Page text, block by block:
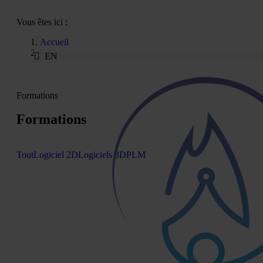
EN
Vous êtes ici :
Accueil
Formation
Formations
Formations
ToutLogiciel 2DLogiciels 3DPLM